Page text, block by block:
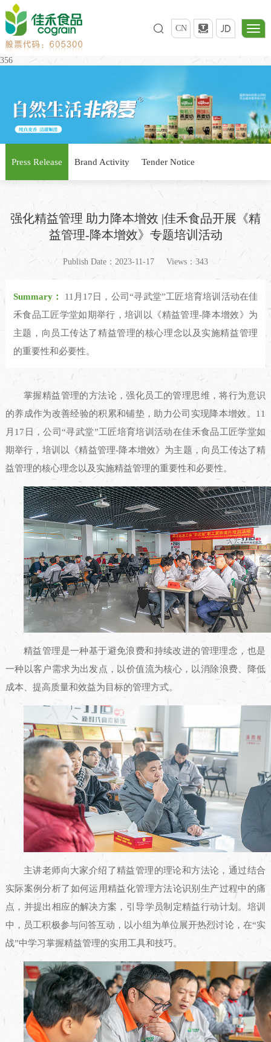
CN
356
Press Release Brand Activity Tender Notice
强化精益管理 助力降本增效 |佳禾食品开展《精
益管理-降本增效》专题培训活动
Publish Date：2023-11-17 Views：343
Summary：
11月17日，公司“寻武堂”工匠培育培训活动在佳
禾食品工匠学堂如期举行，培训以《精益管理-降本增效》为
主题，向员工传达了精益管理的核心理念以及实施精益管理
的重要性和必要性。
掌握精益管理的方法论，强化员工的管理思维，将行为意识
的养成作为改善经验的积累和铺垫，助力公司实现降本增效。11
月17日，公司“寻武堂”工匠培育培训活动在佳禾食品工匠学堂如
期举行，培训以《精益管理-降本增效》为主题，向员工传达了精
益管理的核心理念以及实施精益管理的重要性和必要性。
精益管理是一种基于避免浪费和持续改进的管理理念，也是
一种以客户需求为出发点，以价值流为核心，以消除浪费、降低
成本、提高质量和效益为目标的管理方式。
主讲老师向大家介绍了精益管理的理论和方法论，通过结合
实际案例分析了如何运用精益化管理方法论识别生产过程中的痛
点，并提出相应的解决方案，引导学员制定精益行动计划。培训
中，员工积极参与问答互动，以小组为单位展开热烈讨论，在“实
战”中学习掌握精益管理的实用工具和技巧。